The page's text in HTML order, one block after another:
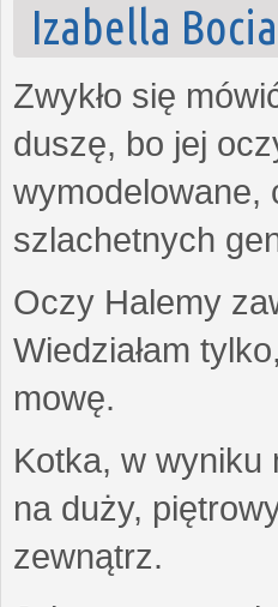
Izabella
Zwykło się
duszę, bo jej
wymodelowane,
szlachetnych
Oczy Halemy
Wiedziałam
mowę.
Kotka, w wyniku
na duży,
zewnątrz.